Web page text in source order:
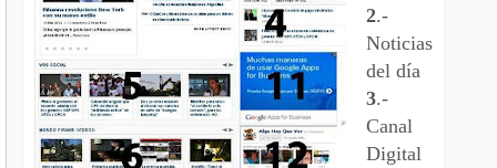
2.-
Noticias
del día
3.-
Canal
Digital